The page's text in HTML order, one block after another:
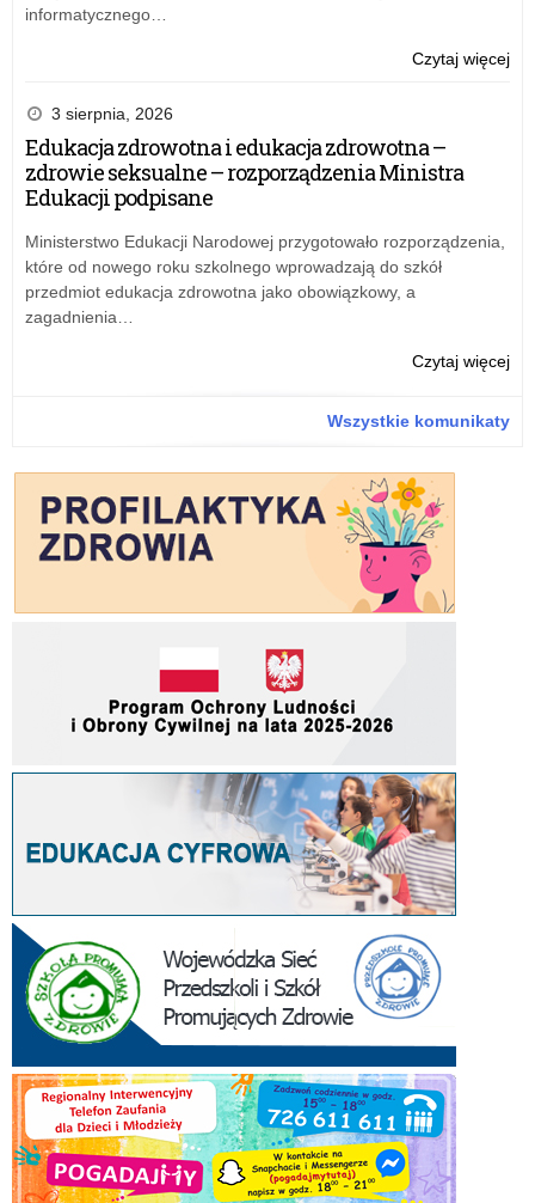
informatycznego…
Czytaj więcejo:
3 sierpnia, 2026
Edukacja zdrowotna i edukacja zdrowotna –
zdrowie seksualne – rozporządzenia Ministra
Edukacji podpisane
Ministerstwo Edukacji Narodowej przygotowało rozporządzenia,
które od nowego roku szkolnego wprowadzają do szkół
przedmiot edukacja zdrowotna jako obowiązkowy, a
zagadnienia…
Czytaj więcejo:
Wszystkie komunikaty